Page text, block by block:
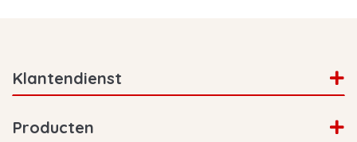
Klantendienst
Producten